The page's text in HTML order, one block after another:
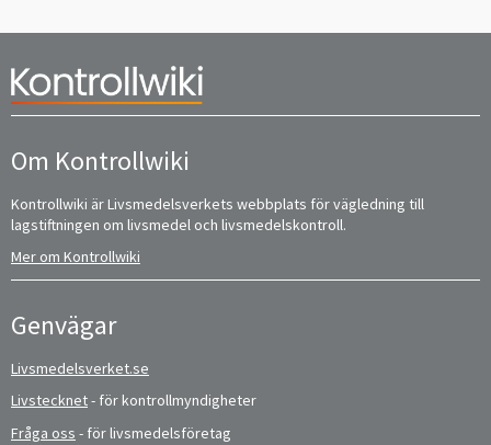
Om Kontrollwiki
Kontrollwiki är Livsmedelsverkets webbplats för vägledning till
lagstiftningen om livsmedel och livsmedelskontroll.
Mer om Kontrollwiki
Genvägar
Livsmedelsverket.se
Livstecknet- för kontrollmyndigheter
Fråga oss - för livsmedelsföretag